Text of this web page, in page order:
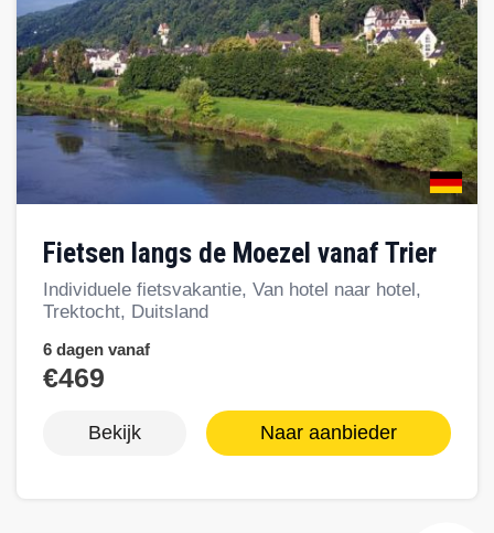
Fietsen langs de Moezel vanaf Trier
Individuele fietsvakantie, Van hotel naar hotel,
Trektocht, Duitsland
6 dagen vanaf
€469
Bekijk Naar aanbieder